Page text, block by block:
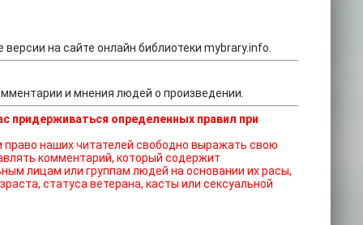
на сайте онлайн библиотеки mybrary.info.
и мнения людей о произведении.
придерживаться определенных правил при
комментарий, который содержит
лицам или группам людей на основании их расы,
статуса ветерана, касты или сексуальной